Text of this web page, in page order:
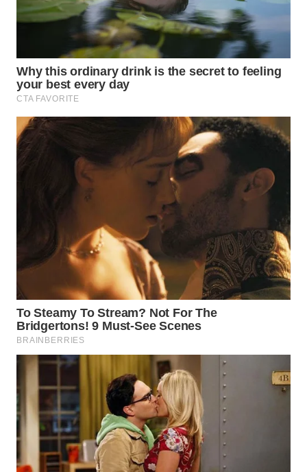
WN
WN
BOROBUDUR
WN
MADURA
NATUNA
WN
MANDALIKA
LIKUPANG
WN
LABUANBAJO